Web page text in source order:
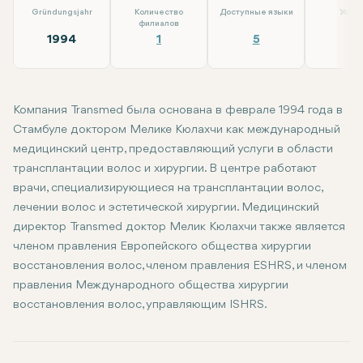
Gründungsjahr
1994
Количество
филиалов
1
Доступные языки
5
Компания Transmed была основана в феврале 1994 года в
Стамбуле доктором Мелике Кюлахчи как международный
медицинский центр, предоставляющий услуги в области
трансплантации волос и хирургии. В центре работают
врачи, специализирующиеся на трансплантации волос,
лечении волос и эстетической хирургии. Медицинский
директор Transmed доктор Мелик Кюлахчи также является
членом правления Европейского общества хирургии
восстановления волос, членом правления ESHRS, и членом
правления Международного общества хирургии
восстановления волос, управляющим ISHRS.